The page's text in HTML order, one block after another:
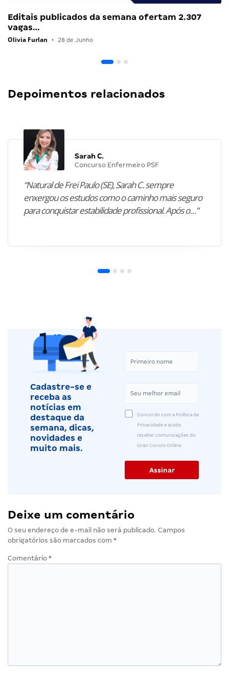
Editais publicados da semana ofertam 2.307
vagas…
Olivia Furlan • 28 de Junho
Depoimentos relacionados
Sarah C.
Concurso Enfermeiro PSF
“Natural de Frei Paulo (SE), Sarah C. sempre
enxergou os estudos como o caminho mais seguro
para conquistar estabilidade profissional. Após o…”
Cadastre-se e
receba as
notícias em
destaque da
semana, dicas,
novidades e
muito mais.
Concordo com a Política de
Privacidade e aceito
receber comunicações do
Gran Cursos Online.
Deixe um comentário
O seu endereço de e-mail não será publicado. Campos
obrigatórios são marcados com *
Comentário *